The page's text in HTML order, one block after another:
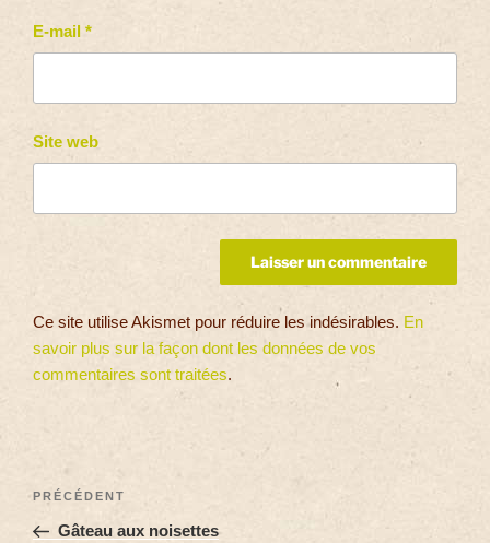
E-mail *
Site web
Ce site utilise Akismet pour réduire les indésirables. En
savoir plus sur la façon dont les données de vos
commentaires sont traitées.
PRÉCÉDENT
Gâteau aux noisettes